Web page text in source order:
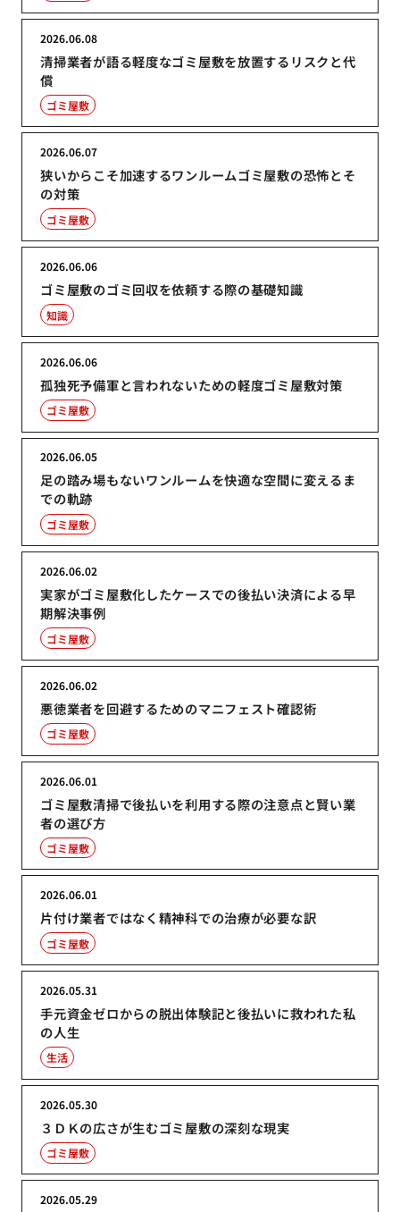
清掃業者が語る軽度なゴミ屋敷を放置するリスクと代
償
2026.06.08
ゴミ屋敷
狭いからこそ加速するワンルームゴミ屋敷の恐怖とそ
の対策
2026.06.07
ゴミ屋敷
ゴミ屋敷のゴミ回収を依頼する際の基礎知識
2026.06.06
知識
孤独死予備軍と言われないための軽度ゴミ屋敷対策
2026.06.06
ゴミ屋敷
足の踏み場もないワンルームを快適な空間に変えるま
での軌跡
2026.06.05
ゴミ屋敷
実家がゴミ屋敷化したケースでの後払い決済による早
期解決事例
2026.06.02
ゴミ屋敷
悪徳業者を回避するためのマニフェスト確認術
2026.06.02
ゴミ屋敷
ゴミ屋敷清掃で後払いを利用する際の注意点と賢い業
者の選び方
2026.06.01
ゴミ屋敷
片付け業者ではなく精神科での治療が必要な訳
2026.06.01
ゴミ屋敷
手元資金ゼロからの脱出体験記と後払いに救われた私
の人生
2026.05.31
生活
３ＤＫの広さが生むゴミ屋敷の深刻な現実
2026.05.30
ゴミ屋敷
2026.05.29